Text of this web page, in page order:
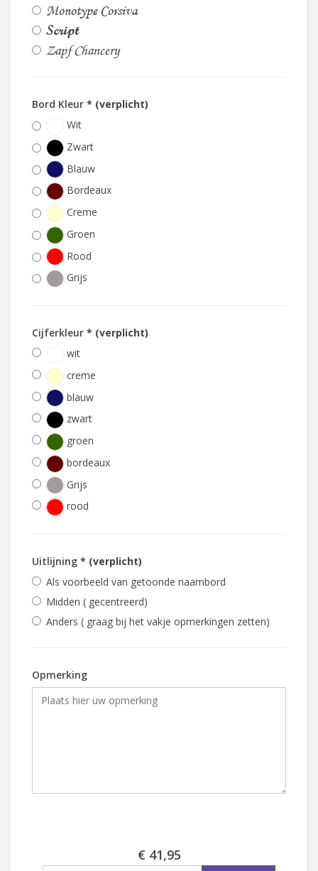
Monotype Corsiva
Script
Zapf Chancery
Bord Kleur * (verplicht)
Wit
Zwart
Blauw
Bordeaux
Creme
Groen
Rood
Grijs
Cijferkleur * (verplicht)
wit
creme
blauw
zwart
groen
bordeaux
Grijs
rood
Uitlijning * (verplicht)
Als voorbeeld van getoonde naambord
Midden ( gecentreerd)
Anders ( graag bij het vakje opmerkingen zetten)
Opmerking
€ 41,95